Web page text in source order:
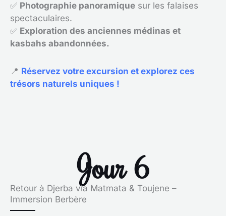
✅ Photographie panoramique sur les falaises
spectaculaires.
✅ Exploration des anciennes médinas et
kasbahs abandonnées.
📍 Réservez votre excursion et explorez ces
trésors naturels uniques !
Jour 6
Retour à Djerba via Matmata & Toujene –
Immersion Berbère